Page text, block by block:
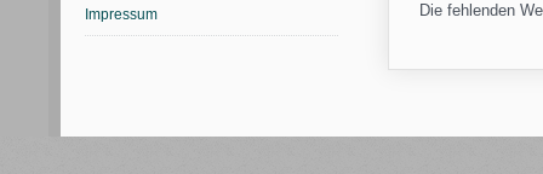
Die fehlenden
Impressum